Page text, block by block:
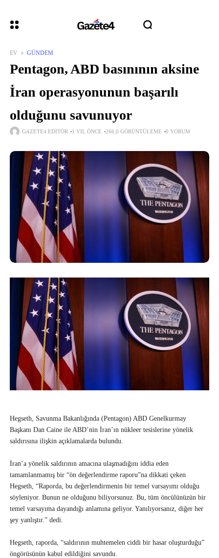
EV GÜNDEM
Pentagon, ABD basınının aksine
İran operasyonunun başarılı
olduğunu savunuyor
GAZETE4 EDITÖR 1 YIL ÖNCE 266,0 GÖRÜNTÜLEME 0 YORUM
Hegseth, Savunma Bakanlığında (Pentagon) ABD Genelkurmay
Başkanı Dan Caine ile ABD’nin İran’ın nükleer tesislerine yönelik
saldırısına ilişkin açıklamalarda bulundu.
İran’a yönelik saldırının amacına ulaşmadığını iddia eden
tamamlanmamış bir “ön değerlendirme raporu”na dikkati çeken
Hegseth, “Raporda, bu değerlendirmenin bir temel varsayımı olduğu
söyleniyor. Bunun ne olduğunu biliyorsunuz. Bu, tüm öncülünüzün bir
temel varsayıma dayandığı anlamına geliyor. Yanılıyorsanız, diğer her
şey yanlıştır.” dedi.
Hegseth, raporda, “saldırının muhtemelen ciddi bir hasar oluşturduğu”
öngörüsünün kabul edildiğini savundu.